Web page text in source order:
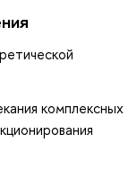
комплексных